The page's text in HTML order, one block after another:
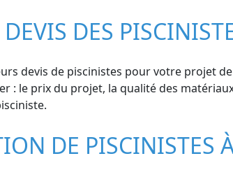
DES
devis de piscinistes pour votre projet
: le prix du projet, la qualité des
DE PISCINISTES